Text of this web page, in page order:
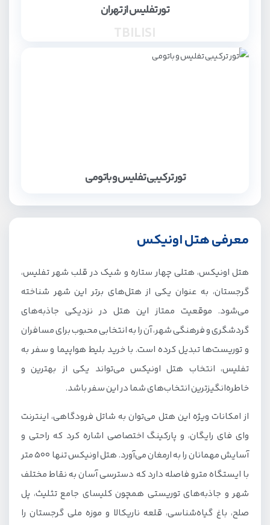
تور تفلیس از تهران
تور ترکیبی تفلیس و باتومی
معرفی هتل اونیکس
هتل اونیکس، هتلی چهار ستاره و شیک در قلب شهر تفلیس،
گرجستان، به عنوان یکی از هتل‌های برتر این شهر شناخته
می‌شود. موقعیت ممتاز این هتل در نزدیکی جاذبه‌های
گردشگری و فرهنگی شهر، آن را به انتخابی محبوب برای مسافران
و توریست‌ها تبدیل کرده است. با خرید بلیط هواپیما و سفر به
تفلیس، انتخاب هتل اونیکس می‌تواند یکی از بهترین و
خاطره‌انگیزترین انتخاب‌های شما در این سفر باشد.
از امکانات ویژه این هتل می‌توان به شاتل فرودگاهی، اینترنت
وای فای رایگان، و پارکینگ اختصاصی اشاره کرد که راحتی و
آسایش مهمانان را به ارمغان می‌آورد. هتل اونیکس تنها ۵۰۰ متر
با ایستگاه مترو فاصله دارد که دسترسی آسان به نقاط مختلف
شهر و جاذبه‌های توریستی همچون کلیسای جامع تثلیث، پل
صلح، باغ گیاه‌شناسی، قلعه ناریکالا و موزه ملی گرجستان را